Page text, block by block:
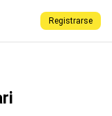
Registrarse